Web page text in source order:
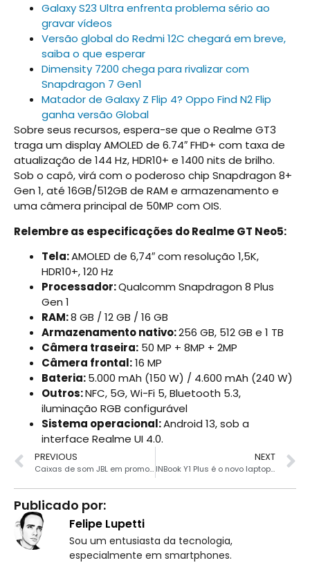
Galaxy S23 Ultra enfrenta problema sério ao
gravar vídeos
Versão global do Redmi 12C chegará em breve,
saiba o que esperar
Dimensity 7200 chega para rivalizar com
Snapdragon 7 Gen1
Matador de Galaxy Z Flip 4? Oppo Find N2 Flip
ganha versão Global
Sobre seus recursos, espera-se que o Realme GT3
traga um display AMOLED de 6.74″ FHD+ com taxa de
atualização de 144 Hz, HDR10+ e 1400 nits de brilho.
Sob o capô, virá com o poderoso chip Snapdragon 8+
Gen 1, até 16GB/512GB de RAM e armazenamento e
uma câmera principal de 50MP com OIS.
Relembre as especificações do Realme GT Neo5:
Tela:AMOLED de 6,74″ com resolução 1,5K,
HDR10+, 120 Hz
Processador:Qualcomm Snapdragon 8 Plus
Gen 1
RAM:8 GB / 12 GB / 16 GB
Armazenamento nativo:256 GB, 512 GB e 1 TB
Câmera traseira: 50 MP + 8MP + 2MP
Câmera frontal:16 MP
Bateria:5.000 mAh (150 W) / 4.600 mAh (240 W)
Outros:NFC, 5G, Wi-Fi 5, Bluetooth 5.3,
iluminação RGB configurável
Sistema operacional:Android 13, sob a
interface Realme UI 4.0.
PREVIOUS
Caixas de som JBL em promoção na Amazon Brasil
NEXT
INBook Y1 Plus é o novo laptop da Infinix com tela de 15.6″ e chip Intel
Publicado por:
Felipe Lupetti
Sou um entusiasta da tecnologia,
especialmente em smartphones.